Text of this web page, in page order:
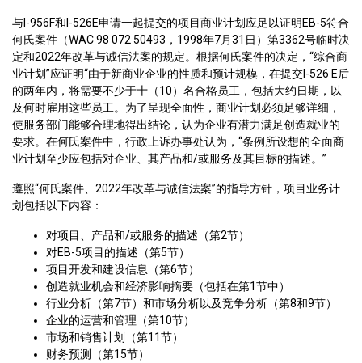
与I-956F和I-526E申请一起提交的项目商业计划应足以证明EB-5符合
何氏案件（WAC 98 072 50493，1998年7月31日）第3362号临时决
定和2022年改革与诚信法案的规定。根据何氏案件的决定，“综合商
业计划”应证明“由于新商业企业的性质和预计规模，在提交I-526 E后
的两年内，将需要不少于十（10）名合格员工，包括大约日期，以
及何时雇用这些员工。为了呈现全面性，商业计划必须足够详细，
使服务部门能够合理地得出结论，认为企业有潜力满足创造就业的
要求。在何氏案件中，行政上诉办事处认为，“条例所设想的全面商
业计划至少应包括对企业、其产品和/或服务及其目标的描述。”
遵照“何氏案件、2022年改革与诚信法案”的指导方针，项目业务计
划包括以下内容：
对项目、产品和/或服务的描述（第2节）
对EB-5项目的描述（第5节）
项目开发和建设信息（第6节）
创造就业机会和经济影响摘要（包括在第1节中）
行业分析（第7节）和市场分析以及竞争分析（第8和9节）
企业的运营和管理（第10节）
市场和销售计划（第11节）
财务预测（第15节）